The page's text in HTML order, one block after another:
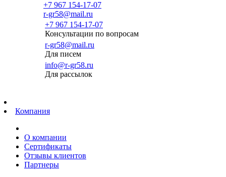
+7 967 154-17-07
r-gr58@mail.ru
+7 967 154-17-07
Консультации по вопросам
r-gr58@mail.ru
Для писем
info@r-gr58.ru
Для рассылок
Компания
О компании
Сертификаты
Отзывы клиентов
Партнеры